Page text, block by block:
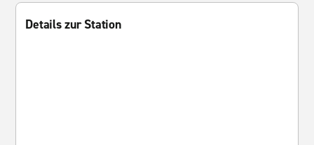
Details zur Station